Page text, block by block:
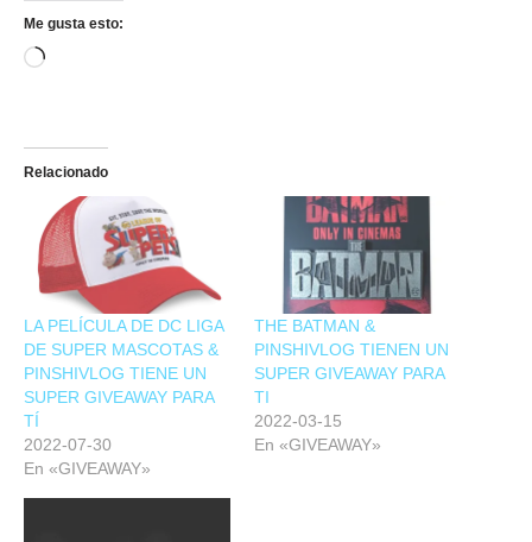
Me gusta esto:
Relacionado
LA PELÍCULA DE DC LIGA
DE SUPER MASCOTAS &
PINSHIVLOG TIENE UN
SUPER GIVEAWAY PARA
TÍ
2022-07-30
En «GIVEAWAY»
THE BATMAN &
PINSHIVLOG TIENEN UN
SUPER GIVEAWAY PARA
TI
2022-03-15
En «GIVEAWAY»